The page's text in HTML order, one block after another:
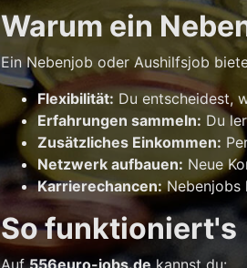
Warum ein
Ein Nebenjob oder Aushilfsjob
Flexibilität: Du entscheidest,
Erfahrungen sammeln: Du
Zusätzliches Einkommen:
Netzwerk aufbauen: Neue
Karrierechancen:Nebenjobs
So funktioniert's